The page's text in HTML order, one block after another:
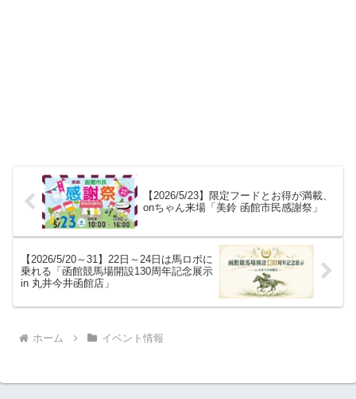
【2026/5/23】限定フードとお得が満載、
onちゃん来場「美鈴 函館市民感謝祭」
【2026/5/20～31】22日～24日は馬ロボに
乗れる「函館競馬場開設130周年記念展示
in 丸井今井函館店」
ホーム イベント情報